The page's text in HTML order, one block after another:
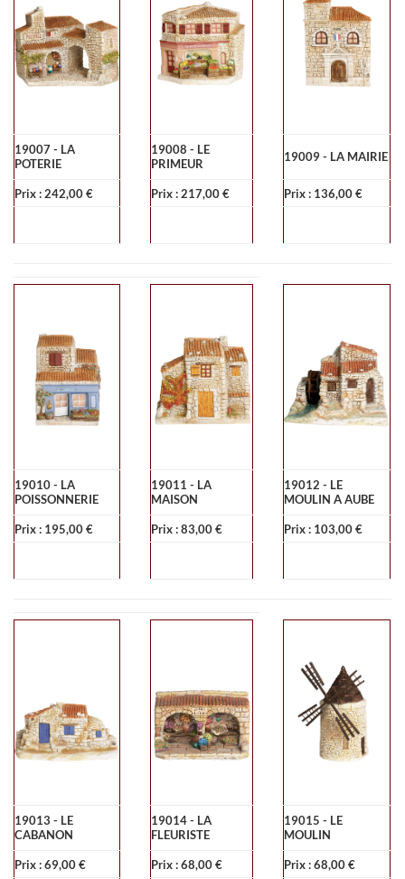
19007 - LA
POTERIE
Prix : 242,00 €
19008 - LE
PRIMEUR
Prix : 217,00 €
19009 - LA MAIRIE
Prix : 136,00 €
19010 - LA
POISSONNERIE
Prix : 195,00 €
19011 - LA
MAISON
Prix : 83,00 €
19012 - LE
MOULIN A AUBE
Prix : 103,00 €
19013 - LE
CABANON
Prix : 69,00 €
19014 - LA
FLEURISTE
Prix : 68,00 €
19015 - LE
MOULIN
Prix : 68,00 €